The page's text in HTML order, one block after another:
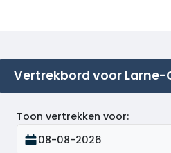
Vertrekbord voor Larne-
Toon vertrekken voor:
08-08-2026